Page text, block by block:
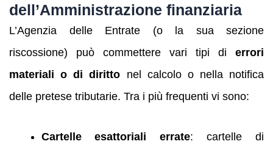
dell’Amministrazione finanziaria
L’Agenzia delle Entrate (o la sua sezione
riscossione) può commettere vari tipi di errori
materiali o di diritto nel calcolo o nella notifica
delle pretese tributarie. Tra i più frequenti vi sono:
Cartelle esattoriali errate: cartelle di